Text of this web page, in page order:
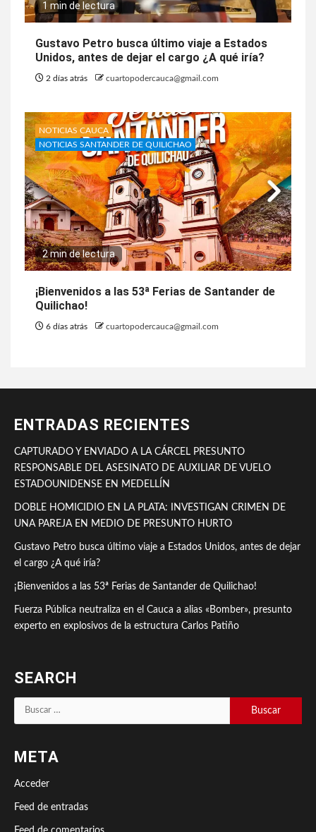
1 min de lectura
Gustavo Petro busca último viaje a Estados
Unidos, antes de dejar el cargo ¿A qué iría?
2 días atrás cuartopodercauca@gmail.com
NOTICIAS CAUCA
NOTICIAS SANTANDER DE QUILICHAO
2 min de lectura
¡Bienvenidos a las 53ª Ferias de Santander de
Quilichao!
6 días atrás cuartopodercauca@gmail.com
ENTRADAS RECIENTES
CAPTURADO Y ENVIADO A LA CÁRCEL PRESUNTO
RESPONSABLE DEL ASESINATO DE AUXILIAR DE VUELO
ESTADOUNIDENSE EN MEDELLÍN
DOBLE HOMICIDIO EN LA PLATA: INVESTIGAN CRIMEN DE
UNA PAREJA EN MEDIO DE PRESUNTO HURTO
Gustavo Petro busca último viaje a Estados Unidos, antes de dejar
el cargo ¿A qué iría?
¡Bienvenidos a las 53ª Ferias de Santander de Quilichao!
Fuerza Pública neutraliza en el Cauca a alias «Bomber», presunto
experto en explosivos de la estructura Carlos Patiño
SEARCH
Buscar:
META
Acceder
Feed de entradas